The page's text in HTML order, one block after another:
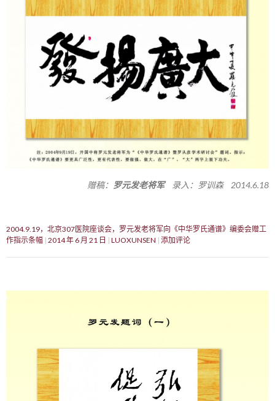
赠稿： 罗元发老将军录入：罗训森 2014.6.18
2004.9.19，北京307医院座谈会，罗元发老将军向《中华罗氏通谱》编委会赠工
作指示条幅 2014 年 6 月 21 日 LUOXUNSEN 添加评论